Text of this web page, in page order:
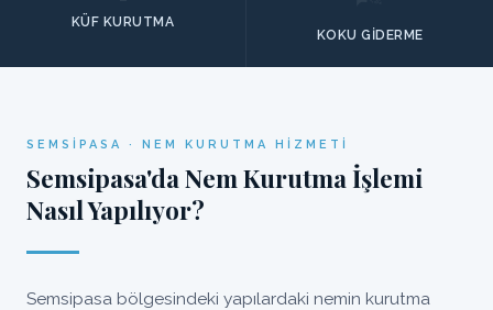
KÜF KURUTMA
KOKU GIDERME
SEMSIPASA · NEM KURUTMA HIZMETI
Semsipasa'da Nem Kurutma İşlemi
Nasıl Yapılıyor?
Semsipasa bölgesindeki yapılardaki nemin kurutma